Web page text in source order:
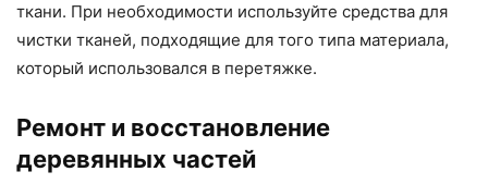
ткани. При необходимости используйте средства для
чистки тканей, подходящие для того типа материала,
который использовался в перетяжке.
Ремонт и восстановление
деревянных частей